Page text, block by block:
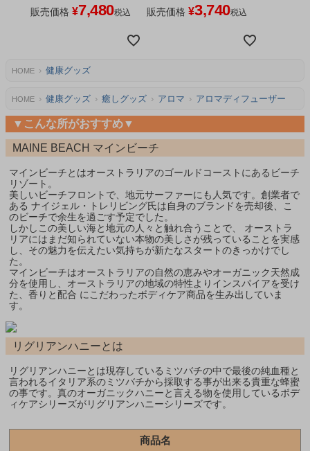
販売価格 ¥7,480税込 販売価格 ¥3,740税込
HOME 健康グッズ
HOME 健康グッズ 癒しグッズ アロマ アロマディフューザー
▼こんな所がおすすめ▼
MAINE BEACH マインビーチ
マインビーチとはオーストラリアのゴールドコーストにあるビーチ
リゾート。
美しいビーチフロントで、地元サーファーにも人気です。創業者で
ある ナイジェル・トレリビング氏は自身のブランドを売却後、こ
のビーチで余生を過ごす予定でした。
しかしこの美しい海と地元の人々と触れ合うことで、 オーストラ
リアにはまだ知られていない本物の美しさが残っていることを実感
し、その魅力を伝えたい気持ちが新たなスタートのきっかけでし
た。
マインビーチはオーストラリアの自然の恵みやオーガニック天然成
分を使用し、オーストラリアの地域の特性よりインスパイアを受け
た、香りと配合 にこだわったボディケア商品を生み出していま
す。
リグリアンハニーとは
リグリアンハニーとは現存しているミツバチの中で最後の純血種と
言われるイタリア系のミツバチから採取する事が出来る貴重な蜂蜜
の事です。真のオーガニックハニーと言える物を使用しているボデ
ィケアシリーズがリグリアンハニーシリーズです。
商品名